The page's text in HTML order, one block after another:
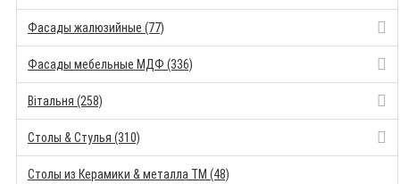
Фасады жалюзийные (77)
Фасады мебельные МДФ (336)
Вітальня (258)
Столы & Стулья (310)
Столы из Керамики & металла TM (48)